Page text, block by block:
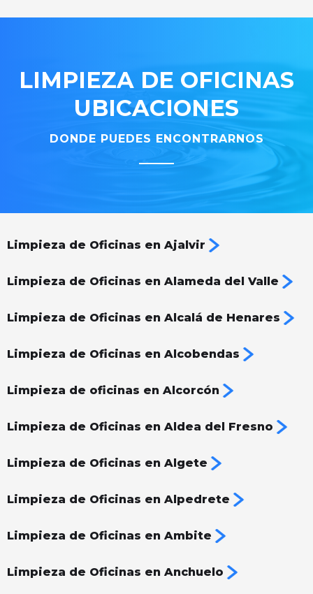
LIMPIEZA DE OFICINAS
UBICACIONES
DONDE PUEDES ENCONTRARNOS
Limpieza de Oficinas en Ajalvir
Limpieza de Oficinas en Alameda del Valle
Limpieza de Oficinas en Alcalá de Henares
Limpieza de Oficinas en Alcobendas
Limpieza de oficinas en Alcorcón
Limpieza de Oficinas en Aldea del Fresno
Limpieza de Oficinas en Algete
Limpieza de Oficinas en Alpedrete
Limpieza de Oficinas en Ambite
Limpieza de Oficinas en Anchuelo